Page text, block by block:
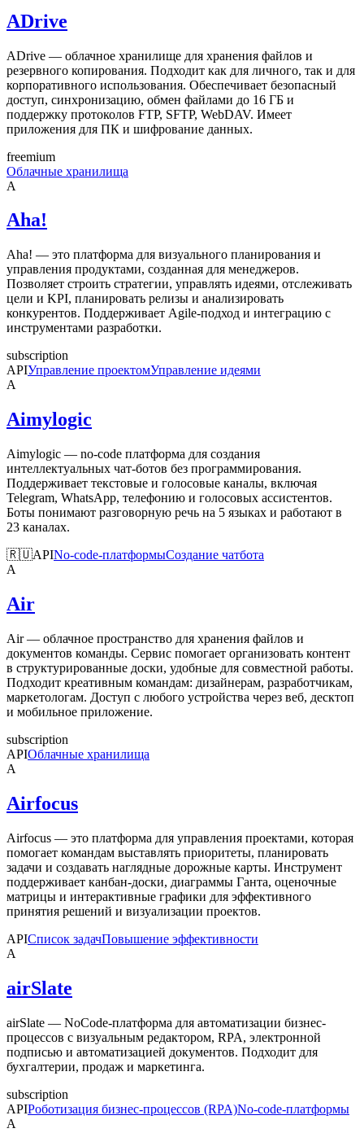
ADrive
ADrive — облачное хранилище для хранения файлов и
резервного копирования. Подходит как для личного, так и для
корпоративного использования. Обеспечивает безопасный
доступ, синхронизацию, обмен файлами до 16 ГБ и
поддержку протоколов FTP, SFTP, WebDAV. Имеет
приложения для ПК и шифрование данных.
freemium
Облачные хранилища
A
Aha!
Aha! — это платформа для визуального планирования и
управления продуктами, созданная для менеджеров.
Позволяет строить стратегии, управлять идеями, отслеживать
цели и KPI, планировать релизы и анализировать
конкурентов. Поддерживает Agile-подход и интеграцию с
инструментами разработки.
subscription
APIУправление проектомУправление идеями
A
Aimylogic
Aimylogic — no-code платформа для создания
интеллектуальных чат-ботов без программирования.
Поддерживает текстовые и голосовые каналы, включая
Telegram, WhatsApp, телефонию и голосовых ассистентов.
Боты понимают разговорную речь на 5 языках и работают в
23 каналах.
🇷🇺APINo-code-платформыСоздание чатбота
A
Air
Air — облачное пространство для хранения файлов и
документов команды. Сервис помогает организовать контент
в структурированные доски, удобные для совместной работы.
Подходит креативным командам: дизайнерам, разработчикам,
маркетологам. Доступ с любого устройства через веб, десктоп
и мобильное приложение.
subscription
APIОблачные хранилища
A
Airfocus
Airfocus — это платформа для управления проектами, которая
помогает командам выставлять приоритеты, планировать
задачи и создавать наглядные дорожные карты. Инструмент
поддерживает канбан-доски, диаграммы Ганта, оценочные
матрицы и интерактивные графики для эффективного
принятия решений и визуализации проектов.
APIСписок задачПовышение эффективности
A
airSlate
airSlate — NoCode-платформа для автоматизации бизнес-
процессов с визуальным редактором, RPA, электронной
подписью и автоматизацией документов. Подходит для
бухгалтерии, продаж и маркетинга.
subscription
APIРоботизация бизнес-процессов (RPA)No-code-платформы
A